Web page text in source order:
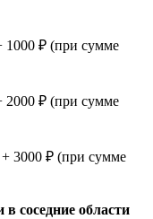
₽ (при сумме
₽ (при сумме
3000 ₽ (при сумме
соседние области